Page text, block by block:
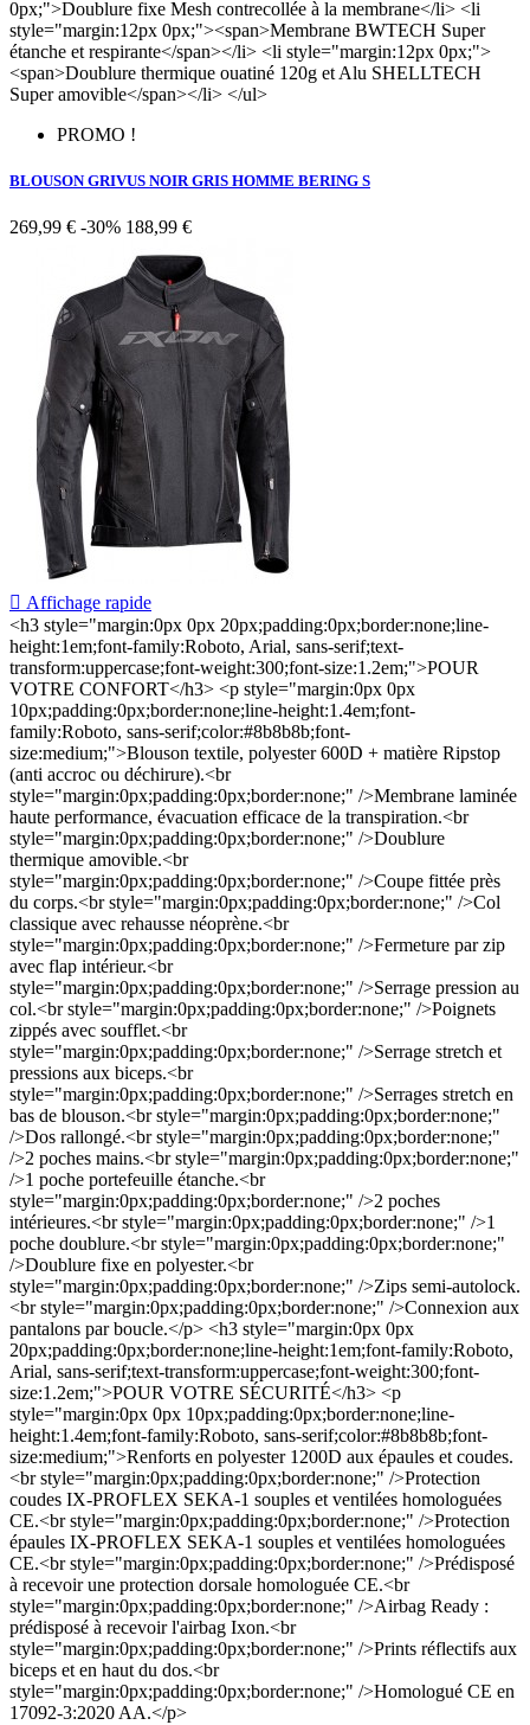
0px;">Doublure fixe Mesh contrecollée à la membrane</li> <li
style="margin:12px 0px;"><span>Membrane BWTECH Super
étanche et respirante</span></li> <li style="margin:12px 0px;">
<span>Doublure thermique ouatiné 120g et Alu SHELLTECH
Super amovible</span></li> </ul>
PROMO !
BLOUSON GRIVUS NOIR GRIS HOMME BERING S
269,99 € -30% 188,99 €
 Affichage rapide
<h3 style="margin:0px 0px 20px;padding:0px;border:none;line-
height:1em;font-family:Roboto, Arial, sans-serif;text-
transform:uppercase;font-weight:300;font-size:1.2em;">POUR
VOTRE CONFORT</h3> <p style="margin:0px 0px
10px;padding:0px;border:none;line-height:1.4em;font-
family:Roboto, sans-serif;color:#8b8b8b;font-
size:medium;">Blouson textile, polyester 600D + matière Ripstop
(anti accroc ou déchirure).<br
style="margin:0px;padding:0px;border:none;" />Membrane laminée
haute performance, évacuation efficace de la transpiration.<br
style="margin:0px;padding:0px;border:none;" />Doublure
thermique amovible.<br
style="margin:0px;padding:0px;border:none;" />Coupe fittée près
du corps.<br style="margin:0px;padding:0px;border:none;" />Col
classique avec rehausse néoprène.<br
style="margin:0px;padding:0px;border:none;" />Fermeture par zip
avec flap intérieur.<br
style="margin:0px;padding:0px;border:none;" />Serrage pression au
col.<br style="margin:0px;padding:0px;border:none;" />Poignets
zippés avec soufflet.<br
style="margin:0px;padding:0px;border:none;" />Serrage stretch et
pressions aux biceps.<br
style="margin:0px;padding:0px;border:none;" />Serrages stretch en
bas de blouson.<br style="margin:0px;padding:0px;border:none;"
/>Dos rallongé.<br style="margin:0px;padding:0px;border:none;"
/>2 poches mains.<br style="margin:0px;padding:0px;border:none;"
/>1 poche portefeuille étanche.<br
style="margin:0px;padding:0px;border:none;" />2 poches
intérieures.<br style="margin:0px;padding:0px;border:none;" />1
poche doublure.<br style="margin:0px;padding:0px;border:none;"
/>Doublure fixe en polyester.<br
style="margin:0px;padding:0px;border:none;" />Zips semi-autolock.
<br style="margin:0px;padding:0px;border:none;" />Connexion aux
pantalons par boucle.</p> <h3 style="margin:0px 0px
20px;padding:0px;border:none;line-height:1em;font-family:Roboto,
Arial, sans-serif;text-transform:uppercase;font-weight:300;font-
size:1.2em;">POUR VOTRE SÉCURITÉ</h3> <p
style="margin:0px 0px 10px;padding:0px;border:none;line-
height:1.4em;font-family:Roboto, sans-serif;color:#8b8b8b;font-
size:medium;">Renforts en polyester 1200D aux épaules et coudes.
<br style="margin:0px;padding:0px;border:none;" />Protection
coudes IX-PROFLEX SEKA-1 souples et ventilées homologuées
CE.<br style="margin:0px;padding:0px;border:none;" />Protection
épaules IX-PROFLEX SEKA-1 souples et ventilées homologuées
CE.<br style="margin:0px;padding:0px;border:none;" />Prédisposé
à recevoir une protection dorsale homologuée CE.<br
style="margin:0px;padding:0px;border:none;" />Airbag Ready :
prédisposé à recevoir l'airbag Ixon.<br
style="margin:0px;padding:0px;border:none;" />Prints réflectifs aux
biceps et en haut du dos.<br
style="margin:0px;padding:0px;border:none;" />Homologué CE en
17092-3:2020 AA.</p>